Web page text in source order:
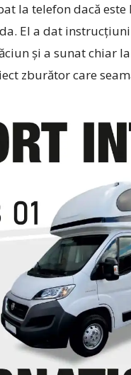
la telefon dacă este
El a dat
şi a sunat chiar
zburător care